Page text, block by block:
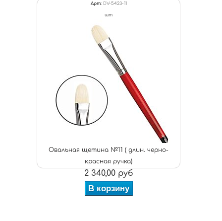
Арт: DV-5423-11
шт
Овальная щетина №11 ( длин. черно-
красная ручка)
2 340,00 руб
В корзину